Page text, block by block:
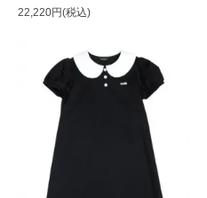
22,220円(税込)